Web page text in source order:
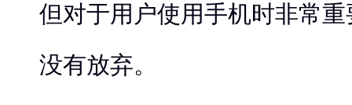
但对于用户使用手机时非常重
没有放弃。